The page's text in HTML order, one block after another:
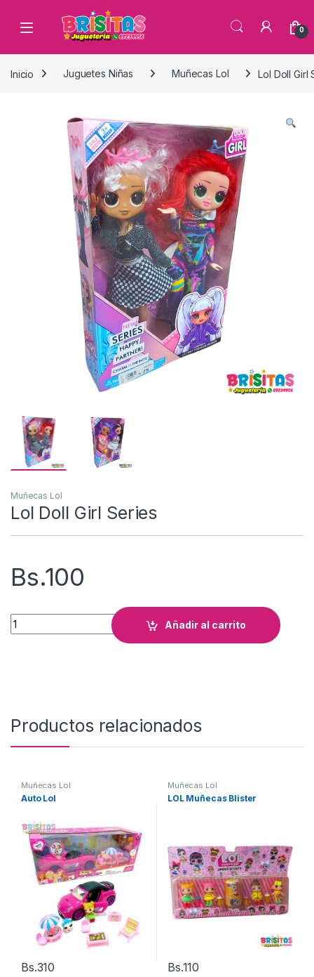
0
Inicio Juguetes Niñas Muñecas Lol Lol Doll Girl
Muñecas Lol
Lol Doll Girl Series
Bs.100
Lol Doll Girl Series cantidad
Añadir al carrito
Productos relacionados
Muñecas Lol
Auto Lol
Bs.310
Muñecas Lol
LOL Muñecas Blister
Bs.110